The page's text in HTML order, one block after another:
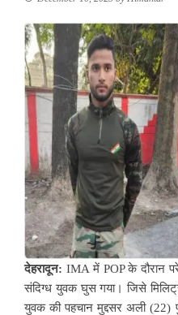
देहरादून: IMA में POP के दौरान
संदिग्ध युवक घुस गया। जिसे
युवक की पहचान मुद्दसर अली (22)